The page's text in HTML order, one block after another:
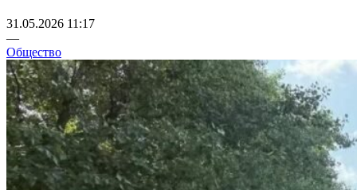
31.05.2026 11:17
—
Общество